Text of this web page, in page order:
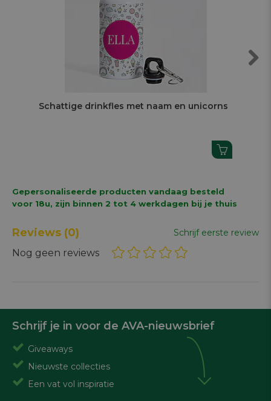
Schattige drinkfles met naam en unicorns
Gepersonaliseerde producten vandaag besteld
voor 18u, zijn binnen 2 tot 4 werkdagen bij je thuis
Reviews (0) Schrijf eerste review
Nog geen reviews
Schrijf je in voor de AVA-nieuwsbrief
Giveaways
Nieuwste collecties
Een vat vol inspiratie